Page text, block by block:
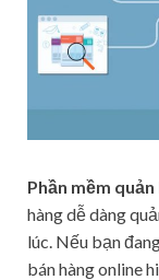
Phần mềm
hàng dễ dàng
lúc. Nếu bạn
bán hàng online